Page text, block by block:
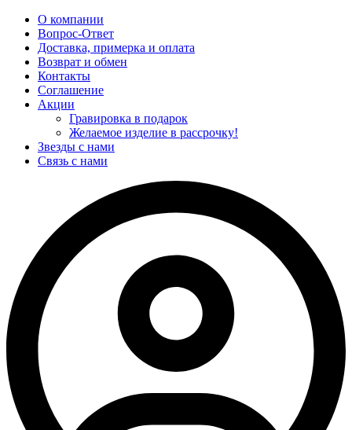
О компании
Вопрос-Ответ
Доставка, примерка и оплата
Возврат и обмен
Контакты
Соглашение
Акции
Гравировка в подарок
Желаемое изделие в рассрочку!
Звезды с нами
Связь с нами